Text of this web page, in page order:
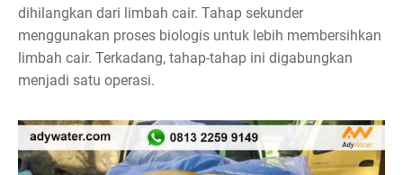
dihilangkan dari limbah cair. Tahap sekunder
menggunakan proses biologis untuk lebih membersihkan
limbah cair. Terkadang, tahap-tahap ini digabungkan
menjadi satu operasi.